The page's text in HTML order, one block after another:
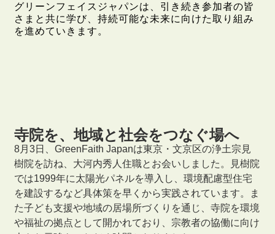
グリーンフェイスジャパンは、引き続き参加者の皆
さまと共に学び、持続可能な未来に向けた取り組み
を進めていきます。
寺院を、地域と社会をつなぐ場へ
8月3日、GreenFaith Japanは東京・文京区の浄土宗見
樹院を訪ね、大河内秀人住職とお会いしました。見樹院
では1999年に太陽光パネルを導入し、環境配慮型住宅
を建設するなど具体策を早くから実践されています。ま
た子ども支援や地域の居場所づくりを通じ、寺院を環境
や福祉の拠点として開かれており、宗教者の協働に向け